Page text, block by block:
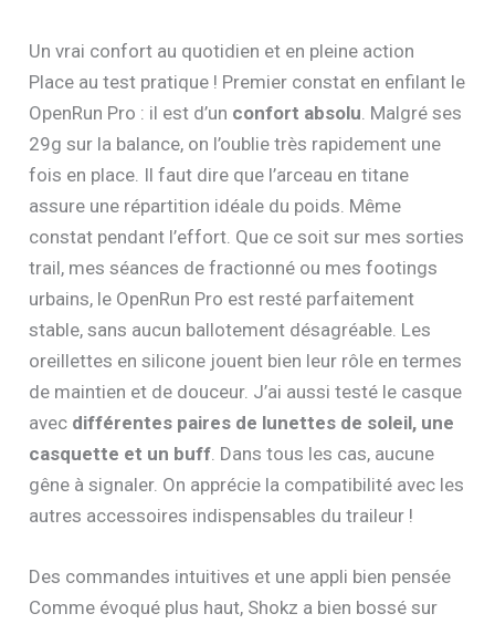
Un vrai confort au quotidien et en pleine action
Place au test pratique ! Premier constat en enfilant le
OpenRun Pro : il est d’un confort absolu. Malgré ses
29g sur la balance, on l’oublie très rapidement une
fois en place. Il faut dire que l’arceau en titane
assure une répartition idéale du poids. Même
constat pendant l’effort. Que ce soit sur mes sorties
trail, mes séances de fractionné ou mes footings
urbains, le OpenRun Pro est resté parfaitement
stable, sans aucun ballotement désagréable. Les
oreillettes en silicone jouent bien leur rôle en termes
de maintien et de douceur. J’ai aussi testé le casque
avec différentes paires de lunettes de soleil, une
casquette et un buff. Dans tous les cas, aucune
gêne à signaler. On apprécie la compatibilité avec les
autres accessoires indispensables du traileur !
Des commandes intuitives et une appli bien pensée
Comme évoqué plus haut, Shokz a bien bossé sur